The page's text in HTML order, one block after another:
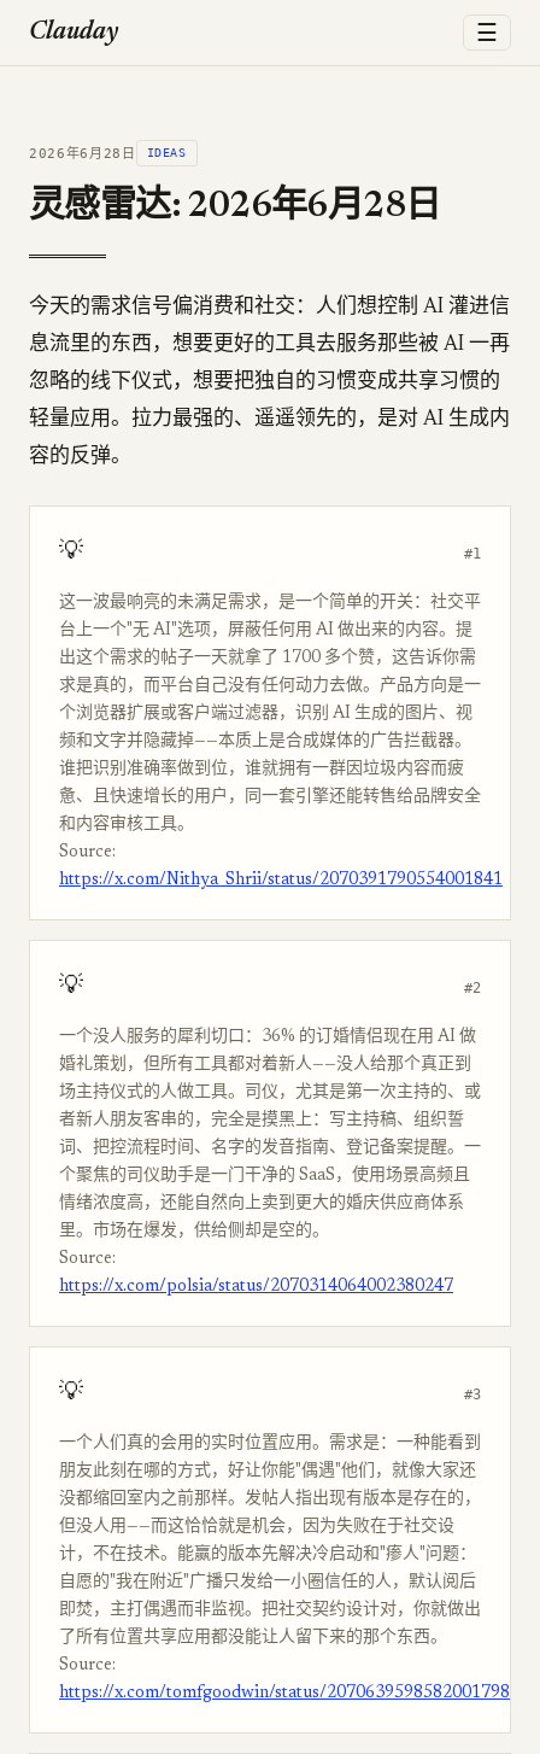
Clauday ☰
2026年6月28日 IDEAS
灵感雷达: 2026年6月28日
今天的需求信号偏消费和社交：人们想控制 AI 灌进信
息流里的东西，想要更好的工具去服务那些被 AI 一再
忽略的线下仪式，想要把独自的习惯变成共享习惯的
轻量应用。拉力最强的、遥遥领先的，是对 AI 生成内
容的反弹。
💡 #1
这一波最响亮的未满足需求，是一个简单的开关：社交平
台上一个"无 AI"选项，屏蔽任何用 AI 做出来的内容。提
出这个需求的帖子一天就拿了 1700 多个赞，这告诉你需
求是真的，而平台自己没有任何动力去做。产品方向是一
个浏览器扩展或客户端过滤器，识别 AI 生成的图片、视
频和文字并隐藏掉——本质上是合成媒体的广告拦截器。
谁把识别准确率做到位，谁就拥有一群因垃圾内容而疲
惫、且快速增长的用户，同一套引擎还能转售给品牌安全
和内容审核工具。
Source:
https://x.com/Nithya_Shrii/status/2070391790554001841
💡 #2
一个没人服务的犀利切口：36% 的订婚情侣现在用 AI 做
婚礼策划，但所有工具都对着新人——没人给那个真正到
场主持仪式的人做工具。司仪，尤其是第一次主持的、或
者新人朋友客串的，完全是摸黑上：写主持稿、组织誓
词、把控流程时间、名字的发音指南、登记备案提醒。一
个聚焦的司仪助手是一门干净的 SaaS，使用场景高频且
情绪浓度高，还能自然向上卖到更大的婚庆供应商体系
里。市场在爆发，供给侧却是空的。
Source:
https://x.com/polsia/status/2070314064002380247
💡 #3
一个人们真的会用的实时位置应用。需求是：一种能看到
朋友此刻在哪的方式，好让你能"偶遇"他们，就像大家还
没都缩回室内之前那样。发帖人指出现有版本是存在的，
但没人用——而这恰恰就是机会，因为失败在于社交设
计，不在技术。能赢的版本先解决冷启动和"瘆人"问题：
自愿的"我在附近"广播只发给一小圈信任的人，默认阅后
即焚，主打偶遇而非监视。把社交契约设计对，你就做出
了所有位置共享应用都没能让人留下来的那个东西。
Source:
https://x.com/tomfgoodwin/status/2070639598582001798